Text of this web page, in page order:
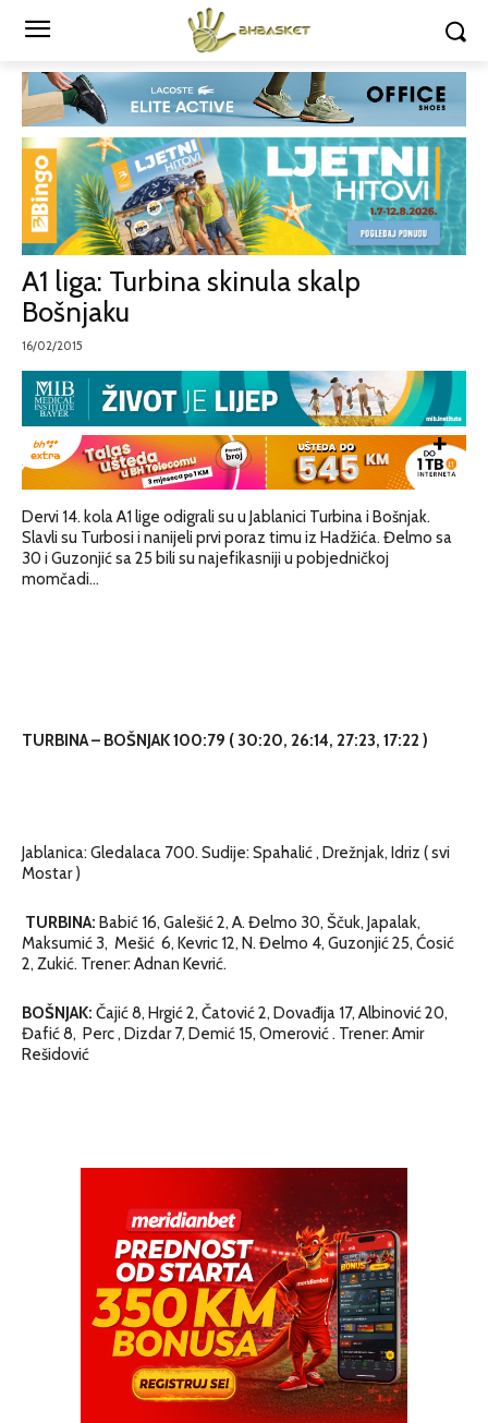
A1 liga: Turbina skinula skalp
Bošnjaku
16/02/2015
Dervi 14. kola A1 lige odigrali su u Jablanici Turbina i Bošnjak.
Slavli su Turbosi i nanijeli prvi poraz timu iz Hadžića. Đelmo sa
30 i Guzonjić sa 25 bili su najefikasniji u pobjedničkoj
momčadi…
TURBINA – BOŠNJAK 100:79 ( 30:20, 26:14, 27:23, 17:22 )
Jablanica: Gledalaca 700. Sudije: Spahalić , Drežnjak, Idriz ( svi
Mostar )
TURBINA: Babić 16, Galešić 2, A. Đelmo 30, Ščuk, Japalak,
Maksumić 3, Mešić 6, Kevric 12, N. Đelmo 4, Guzonjić 25, Ćosić
2, Zukić. Trener: Adnan Kevrić.
BOŠNJAK: Čajić 8, Hrgić 2, Čatović 2, Dovađija 17, Albinović 20,
Đafić 8, Perc , Dizdar 7, Demić 15, Omerović . Trener: Amir
Rešidović